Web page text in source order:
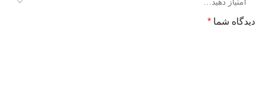
دیدگاه شما *